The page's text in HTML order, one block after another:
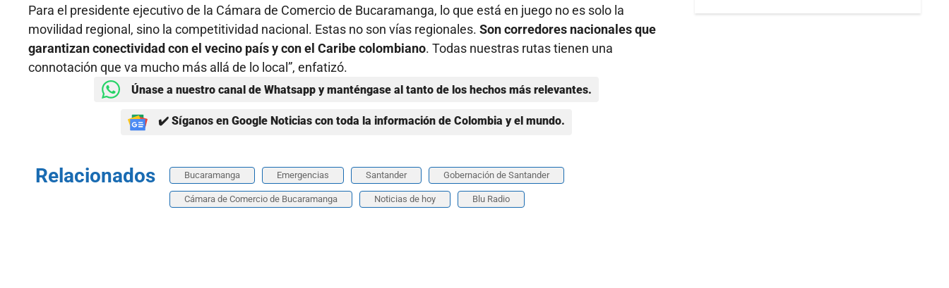
Para el presidente ejecutivo de la Cámara de Comercio de Bucaramanga, lo que está en juego no es solo la
movilidad regional, sino la competitividad nacional. Estas no son vías regionales. Son corredores nacionales que
garantizan conectividad con el vecino país y con el Caribe colombiano. Todas nuestras rutas tienen una
connotación que va mucho más allá de lo local”, enfatizó.
Únase a nuestro canal de Whatsapp y manténgase al tanto de los hechos más relevantes.
✔️ Síganos en Google Noticias con toda la información de Colombia y el mundo.
Relacionados Bucaramanga Emergencias Santander Gobernación de Santander
Cámara de Comercio de Bucaramanga Noticias de hoy Blu Radio